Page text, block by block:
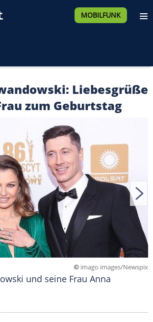
MOBILFUNK
Liebesgrüße
zum Geburtstag
© imago images/Newspix
und seine Frau Anna